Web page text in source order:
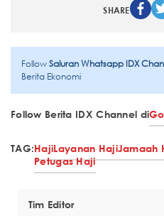
SHARE
FollowSaluran Whatsapp IDX
Berita Ekonomi
Follow Berita IDX Channel di
TAG:HajiLayanan HajiJamaah
Petugas Haji
Tim Editor